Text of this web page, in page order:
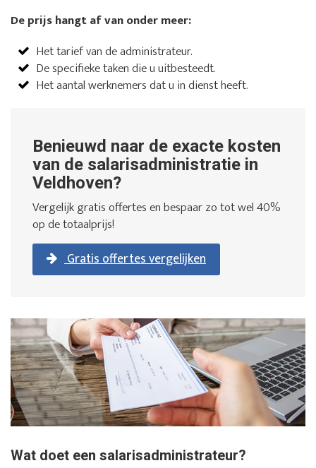
De prijs hangt af van onder meer:
Het tarief van de administrateur.
De specifieke taken die u uitbesteedt.
Het aantal werknemers dat u in dienst heeft.
Benieuwd naar de exacte kosten
van de salarisadministratie in
Veldhoven?
Vergelijk gratis offertes en bespaar zo tot wel 40%
op de totaalprijs!
Gratis offertes vergelijken
Wat doet een salarisadministrateur?